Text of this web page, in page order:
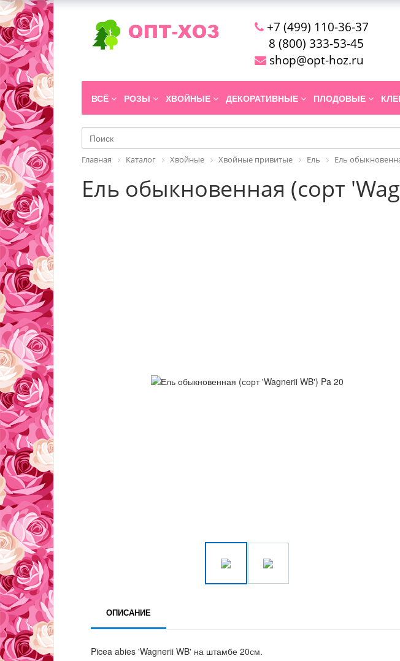
+7 (499) 110-36-37
8 (800) 333-53-45
shop@opt-hoz.ru
ВСЁ РОЗЫ ХВОЙНЫЕ ДЕКОРАТИВНЫЕ ПЛОДОВЫЕ
Главная Каталог Хвойные Хвойные привитые Ель Ель
Ель обыкновенная (сорт
ОПИСАНИЕ
Picea abies 'Wagnerii WB' на штамбе 20см.